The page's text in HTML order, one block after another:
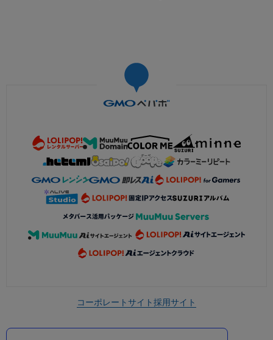
コーポレートサイト採用サイト